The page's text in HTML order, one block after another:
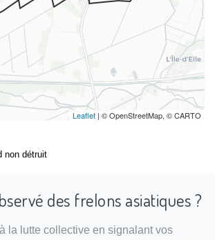
Leaflet | © OpenStreetMap, © CARTO
non détruit
des frelons asiatiques ?
la lutte collective en signalant vos